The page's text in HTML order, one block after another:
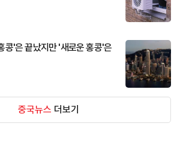
콩'은 끝났지만 '새로운 홍콩'은
중국뉴스 더보기